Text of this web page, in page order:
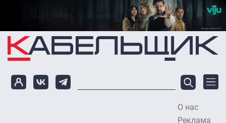
Перейти к основному содержанию
О нас
Реклама